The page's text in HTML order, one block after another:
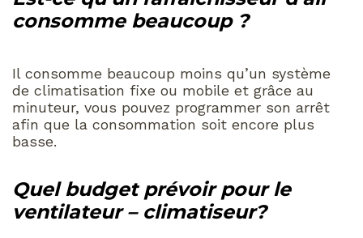
consomme beaucoup ?
Il consomme beaucoup moins qu’un système
de climatisation fixe ou mobile et grâce au
minuteur, vous pouvez programmer son arrêt
afin que la consommation soit encore plus
basse.
Quel budget prévoir pour le
ventilateur – climatiseur?